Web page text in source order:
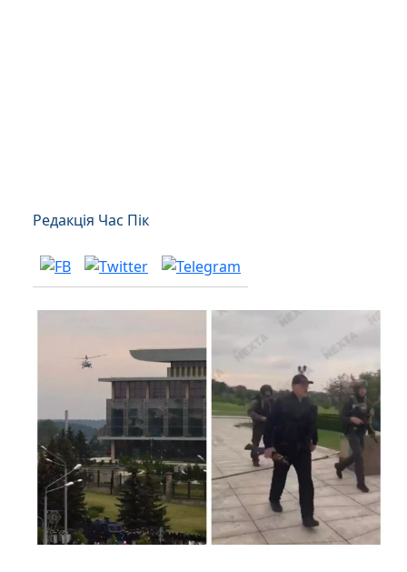
Редакція Час Пік